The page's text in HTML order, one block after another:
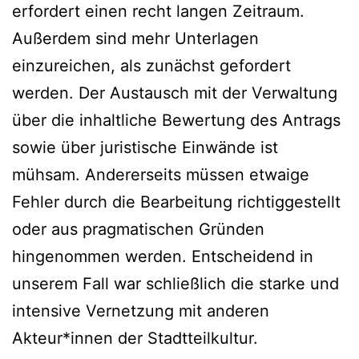
erfordert einen recht langen Zeitraum.
Außerdem sind mehr Unterlagen
einzureichen, als zunächst gefordert
werden. Der Austausch mit der Verwaltung
über die inhaltliche Bewertung des Antrags
sowie über juristische Einwände ist
mühsam. Andererseits müssen etwaige
Fehler durch die Bearbeitung richtiggestellt
oder aus pragmatischen Gründen
hingenommen werden. Entscheidend in
unserem Fall war schließlich die starke und
intensive Vernetzung mit anderen
Akteur*innen der Stadtteilkultur.